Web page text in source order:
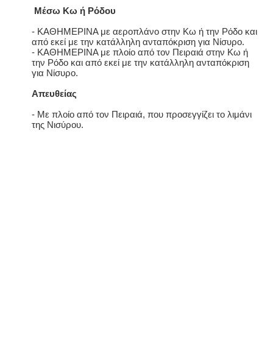
Μέσω Κω ή Ρόδου
- ΚΑΘΗΜΕΡΙΝΑ με αεροπλάνο στην Κω ή την Ρόδο και
από εκεί με την κατάλληλη ανταπόκριση για Νίσυρο.
- ΚΑΘΗΜΕΡΙΝΑ με πλοίο από τον Πειραιά στην Κω ή
την Ρόδο και από εκεί με την κατάλληλη ανταπόκριση
για Νίσυρο.
Απευθείας
- Με πλοίο από τον Πειραιά, που προσεγγίζει το λιμάνι
της Νισύρου.